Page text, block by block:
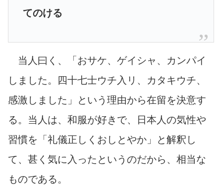
てのける
当人曰く、「おサケ、ゲイシャ、カンパイ
しました。四十七士ウチ入リ、カタキウチ、
感激しました」という理由から在留を決意す
る。当人は、和服が好きで、日本人の気性や
習慣を「礼儀正しくおしとやか」と解釈し
て、甚く気に入ったというのだから、相当な
ものである。